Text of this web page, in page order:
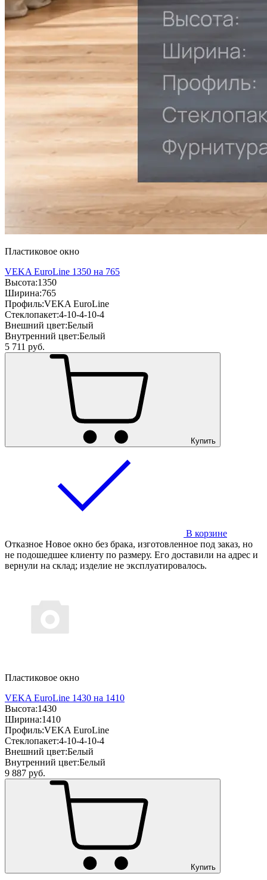
Пластиковое окно
VEKA EuroLine 1350 на 765
Высота:1350
Ширина:765
Профиль:VEKA EuroLine
Стеклопакет:4-10-4-10-4
Внешний цвет:Белый
Внутренний цвет:Белый
5 711 руб.
Купить
В корзине
Отказное Новое окно без брака, изготовленное под заказ, но
не подошедшее клиенту по размеру. Его доставили на адрес и
вернули на склад; изделие не эксплуатировалось.
Пластиковое окно
VEKA EuroLine 1430 на 1410
Высота:1430
Ширина:1410
Профиль:VEKA EuroLine
Стеклопакет:4-10-4-10-4
Внешний цвет:Белый
Внутренний цвет:Белый
9 887 руб.
Купить